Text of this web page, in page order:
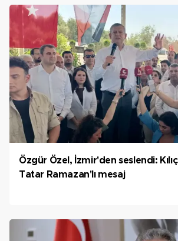
Özgür Özel, İzmir'den seslendi:
Tatar Ramazan'lı mesaj